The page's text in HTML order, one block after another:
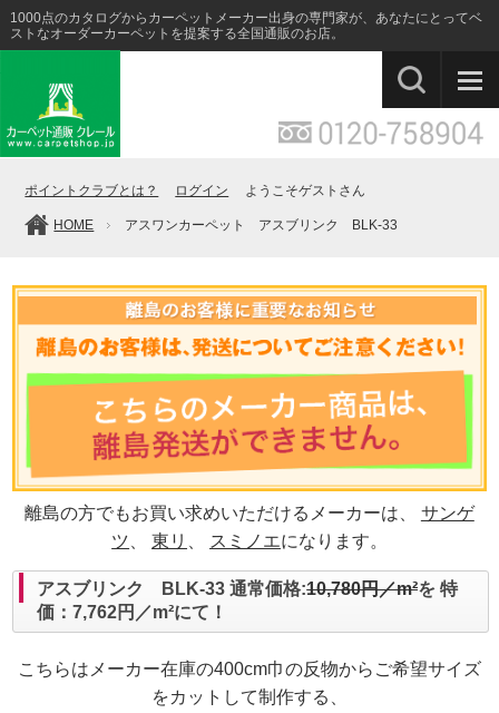
1000点のカタログからカーペットメーカー出身の専門家が、あなたにとってベ
ストなオーダーカーペットを提案する全国通販のお店。
ポイントクラブとは？ ログイン ようこそゲストさん
HOME アスワンカーペット アスブリンク BLK-33
離島の方でもお買い求めいただけるメーカーは、 サンゲ
ツ 、東リ スミノエになります。
アスブリンク BLK-33 通常価格:10,780円／m²を 特
価：7,762円／m²にて！
こちらはメーカー在庫の400cm巾の反物からご希望サイズ
をカットして制作する、